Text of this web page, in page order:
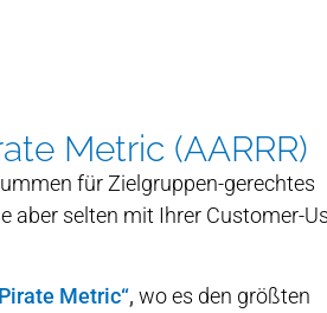
Metric (AARRR)
für Zielgruppen-gerechtes
aber selten mit Ihrer Customer-
Metric“, wo es den größten